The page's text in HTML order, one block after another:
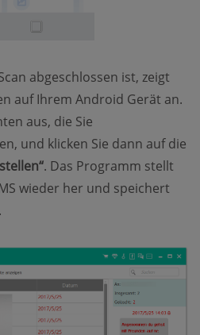
abgeschlossen ist, zeigt
auf Ihrem Android Gerät an.
aus, die Sie
und klicken Sie dann auf die
. Das Programm stellt
wieder her und speichert